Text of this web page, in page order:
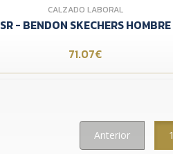
CALZADO LABORAL
SR - BENDON SKECHERS HOMBRE
71.07€
Anterior 1